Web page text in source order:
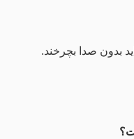
بدون صدا بچرخند.